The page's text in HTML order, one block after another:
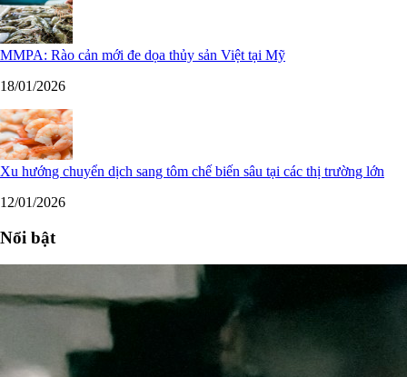
MMPA: Rào cản mới đe dọa thủy sản Việt tại Mỹ
18/01/2026
Xu hướng chuyển dịch sang tôm chế biến sâu tại các thị trường lớn
12/01/2026
Nổi bật